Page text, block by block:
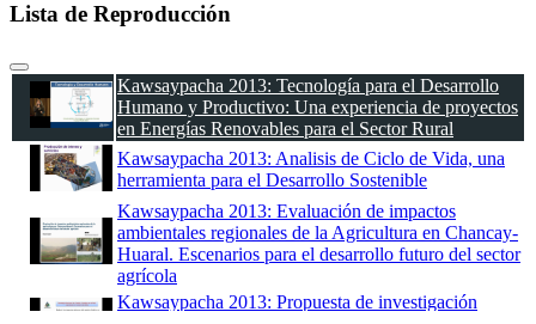
Lista de Reproducción
Kawsaypacha 2013: Tecnología para el Desarrollo
Humano y Productivo: Una experiencia de proyectos
en Energías Renovables para el Sector Rural
Kawsaypacha 2013: Analisis de Ciclo de Vida, una
herramienta para el Desarrollo Sostenible
Kawsaypacha 2013: Evaluación de impactos
ambientales regionales de la Agricultura en Chancay-
Huaral. Escenarios para el desarrollo futuro del sector
agrícola
Kawsaypacha 2013: Propuesta de investigación